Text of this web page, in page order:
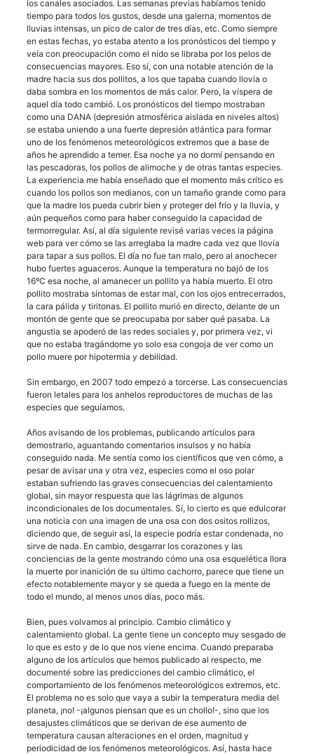
los canales asociados. Las semanas previas habíamos tenido
tiempo para todos los gustos, desde una galerna, momentos de
lluvias intensas, un pico de calor de tres días, etc. Como siempre
en estas fechas, yo estaba atento a los pronósticos del tiempo y
veía con preocupación como el nido se libraba por los pelos de
consecuencias mayores. Eso sí, con una notable atención de la
madre hacia sus dos pollitos, a los que tapaba cuando llovía o
daba sombra en los momentos de más calor. Pero, la víspera de
aquel día todo cambió. Los pronósticos del tiempo mostraban
como una DANA (depresión atmosférica aislada en niveles altos)
se estaba uniendo a una fuerte depresión atlántica para formar
uno de los fenómenos meteorológicos extremos que a base de
años he aprendido a temer. Esa noche ya no dormí pensando en
las pescadoras, los pollos de alimoche y de otras tantas especies.
La experiencia me había enseñado que el momento más crítico es
cuando los pollos son medianos, con un tamaño grande como para
que la madre los pueda cubrir bien y proteger del frío y la lluvia, y
aún pequeños como para haber conseguido la capacidad de
termorregular. Así, al día siguiente revisé varias veces la página
web para ver cómo se las arreglaba la madre cada vez que llovía
para tapar a sus pollos. El día no fue tan malo, pero al anochecer
hubo fuertes aguaceros. Aunque la temperatura no bajó de los
16ºC esa noche, al amanecer un pollito ya había muerto. El otro
pollito mostraba síntomas de estar mal, con los ojos entrecerrados,
la cara pálida y tiritonas. El pollito murió en directo, delante de un
montón de gente que se preocupaba por saber qué pasaba. La
angustia se apoderó de las redes sociales y, por primera vez, vi
que no estaba tragándome yo solo esa congoja de ver como un
pollo muere por hipotermia y debilidad.
Sin embargo, en 2007 todo empezó a torcerse. Las consecuencias
fueron letales para los anhelos reproductores de muchas de las
especies que seguíamos.
Años avisando de los problemas, publicando artículos para
demostrarlo, aguantando comentarios insulsos y no había
conseguido nada. Me sentía como los científicos que ven cómo, a
pesar de avisar una y otra vez, especies como el oso polar
estaban sufriendo las graves consecuencias del calentamiento
global, sin mayor respuesta que las lágrimas de algunos
incondicionales de los documentales. Sí, lo cierto es que edulcorar
una noticia con una imagen de una osa con dos ositos rollizos,
diciendo que, de seguir así, la especie podría estar condenada, no
sirve de nada. En cambio, desgarrar los corazones y las
conciencias de la gente mostrando cómo una osa esquelética llora
la muerte por inanición de su último cachorro, parece que tiene un
efecto notablemente mayor y se queda a fuego en la mente de
todo el mundo, al menos unos días, poco más.
Bien, pues volvamos al principio. Cambio climático y
calentamiento global. La gente tiene un concepto muy sesgado de
lo que es esto y de lo que nos viene encima. Cuando preparaba
alguno de los artículos que hemos publicado al respecto, me
documenté sobre las predicciones del cambio climático, el
comportamiento de los fenómenos meteorológicos extremos, etc.
El problema no es solo que vaya a subir la temperatura media del
planeta, ¡no! -¡algunos piensan que es un chollo!-, sino que los
desajustes climáticos que se derivan de ese aumento de
temperatura causan alteraciones en el orden, magnitud y
periodicidad de los fenómenos meteorológicos. Así, hasta hace